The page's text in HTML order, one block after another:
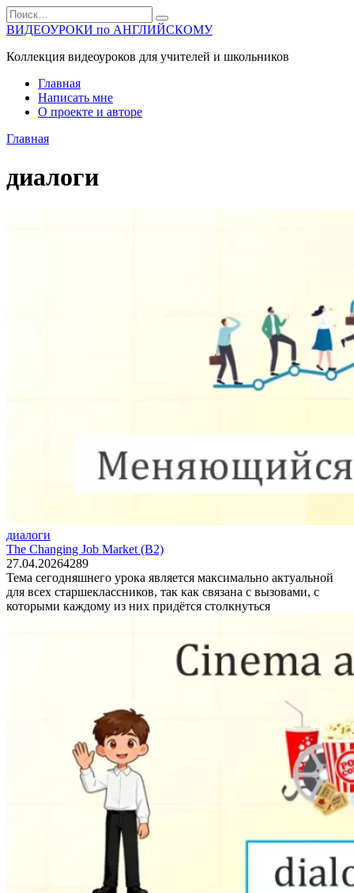
Перейти
к
содержанию
Search
for:
ВИДЕОУРОКИ по АНГЛИЙСКОМУ
Коллекция видеоуроков для учителей и школьников
Главная
Написать мне
О проекте и авторе
Главная
диалоги
диалоги
The Changing Job Market (B2)
27.04.20264289
Тема сегодняшнего урока является максимально актуальной
для всех старшеклассников, так как связана с вызовами, с
которыми каждому из них придётся столкнуться